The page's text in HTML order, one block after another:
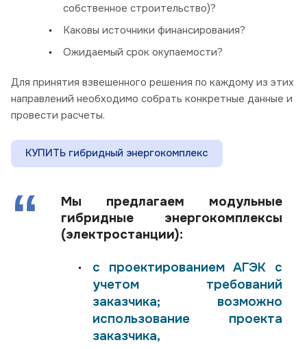
собственное строительство)?
Каковы источники финансирования?
Ожидаемый срок окупаемости?
Для принятия взвешенного решения по каждому из этих
направлений необходимо собрать конкретные данные и
провести расчеты.
КУПИТЬ гибридный энергокомплекс
Мы предлагаем модульные
гибридные энергокомплексы
(электростанции):
с проектированием АГЭК с
учетом требований
заказчика; возможно
использование проекта
заказчика,